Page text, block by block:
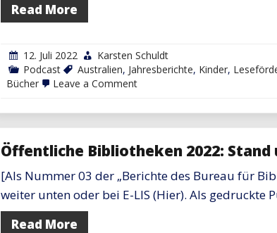
Read More
12. Juli 2022
Karsten Schuldt
Podcast
Australien, Jahresberichte, Kinder,
Bücher
Leave a Commenton
der
Bibliothekswissenschaft”,
Was
australischen
Nutzer*innen
an
Öffentliche Bibliotheken 2022:
[Als Nummer 03 der „Berichte des Bureau für
weiter unten oder bei E-LIS (Hier). Als gedruckte
Read More